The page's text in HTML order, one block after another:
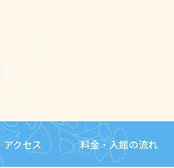
アクセス 料金・入館の流れ